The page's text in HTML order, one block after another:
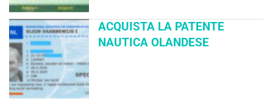
ACQUISTA LA PATENTE
NAUTICA OLANDESE